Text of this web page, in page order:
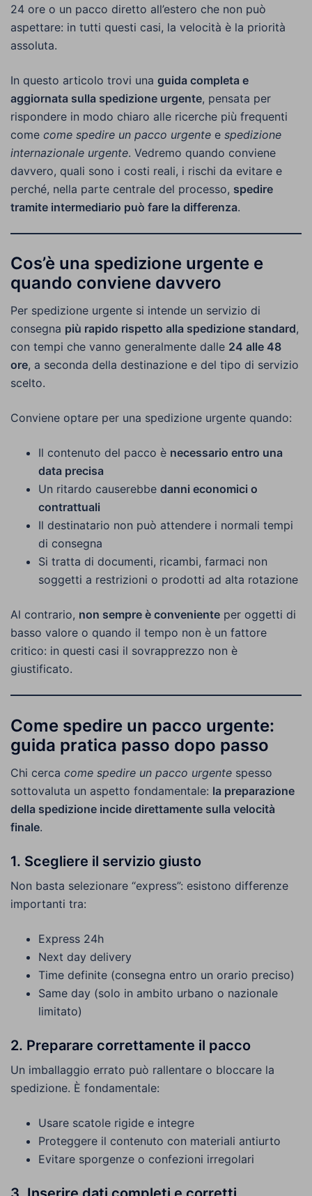
24 ore o un pacco diretto all’estero che non può
aspettare: in tutti questi casi, la velocità è la priorità
assoluta.
In questo articolo trovi una guida completa e
aggiornata sulla spedizione urgente, pensata per
rispondere in modo chiaro alle ricerche più frequenti
come come spedire un pacco urgente e spedizione
internazionale urgente. Vedremo quando conviene
davvero, quali sono i costi reali, i rischi da evitare e
perché, nella parte centrale del processo, spedire
tramite intermediario può fare la differenza.
Cos’è una spedizione urgente e
quando conviene davvero
Per spedizione urgente si intende un servizio di
consegna più rapido rispetto alla spedizione standard,
con tempi che vanno generalmente dalle 24 alle 48
ore, a seconda della destinazione e del tipo di servizio
scelto.
Conviene optare per una spedizione urgente quando:
Il contenuto del pacco è necessario entro una
data precisa
Un ritardo causerebbe danni economici o
contrattuali
Il destinatario non può attendere i normali tempi
di consegna
Si tratta di documenti, ricambi, farmaci non
soggetti a restrizioni o prodotti ad alta rotazione
Al contrario, non sempre è conveniente per oggetti di
basso valore o quando il tempo non è un fattore
critico: in questi casi il sovrapprezzo non è
giustificato.
Come spedire un pacco urgente:
guida pratica passo dopo passo
Chi cerca come spedire un pacco urgente spesso
sottovaluta un aspetto fondamentale: la preparazione
della spedizione incide direttamente sulla velocità
finale.
1. Scegliere il servizio giusto
Non basta selezionare “express”: esistono differenze
importanti tra:
Express 24h
Next day delivery
Time definite (consegna entro un orario preciso)
Same day (solo in ambito urbano o nazionale
limitato)
2. Preparare correttamente il pacco
Un imballaggio errato può rallentare o bloccare la
spedizione. È fondamentale:
Usare scatole rigide e integre
Proteggere il contenuto con materiali antiurto
Evitare sporgenze o confezioni irregolari